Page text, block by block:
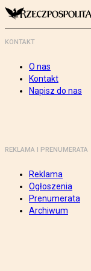
KONTAKT
O nas
Kontakt
Napisz do nas
REKLAMA I PRENUMERATA
Reklama
Ogłoszenia
Prenumerata
Archiwum